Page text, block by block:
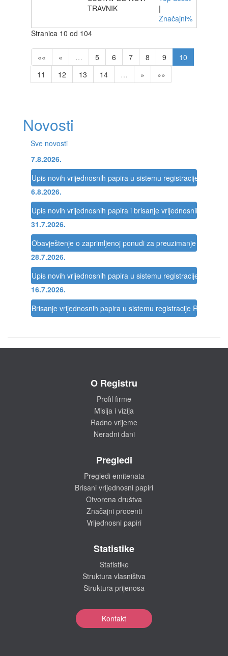
TRAVNIK
|
Značajni%
Stranica 10 od 104
«« « … 5 6 7 8 9
10
11
12 13 14 … » »»
Novosti
Sve novosti
7.8.2026.
Upis novih vrijednosnih papira u sistemu registracije Registra
6.8.2026.
Upis novih vrijednosnih papira i brisanje vrijednosnih papira
31.7.2026.
Obavještenje o zaprimljenoj ponudi za preuzimanje društva
28.7.2026.
Upis novih vrijednosnih papira u sistemu registracije Registra
16.7.2026.
Brisanje vrijednosnih papira u sistemu registracije Registra
O Registru
Profil firme
Misija i vizija
Radno vrijeme
Neradni dani
Pregledi
Pregledi emitenata
Brisani vrijednosni papiri
Otvorena društva
Značajni procenti
Vrijednosni papiri
Statistike
Statistike
Struktura vlasništva
Struktura prijenosa
Kontakt